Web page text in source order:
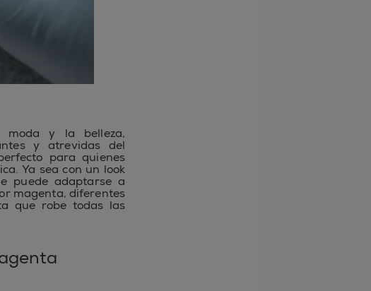
y la belleza,
y atrevidas del
para quienes
Ya sea con un look
puede adaptarse a
magenta, diferentes
que robe todas las